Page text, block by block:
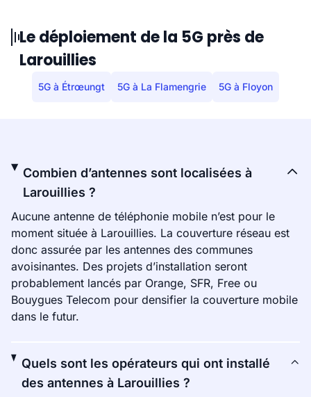
Le déploiement de la 5G près de
Larouillies
5G à Étrœungt 5G à La Flamengrie 5G à Floyon
Combien d’antennes sont localisées à
Larouillies ?
Aucune antenne de téléphonie mobile n’est pour le
moment située à Larouillies. La couverture réseau est
donc assurée par les antennes des communes
avoisinantes. Des projets d’installation seront
probablement lancés par Orange, SFR, Free ou
Bouygues Telecom pour densifier la couverture mobile
dans le futur.
Quels sont les opérateurs qui ont installé
des antennes à Larouillies ?